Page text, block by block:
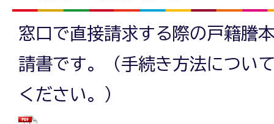
窓口で直接請求する際の戸籍謄
請書です。（手続き方法につい
ください。）